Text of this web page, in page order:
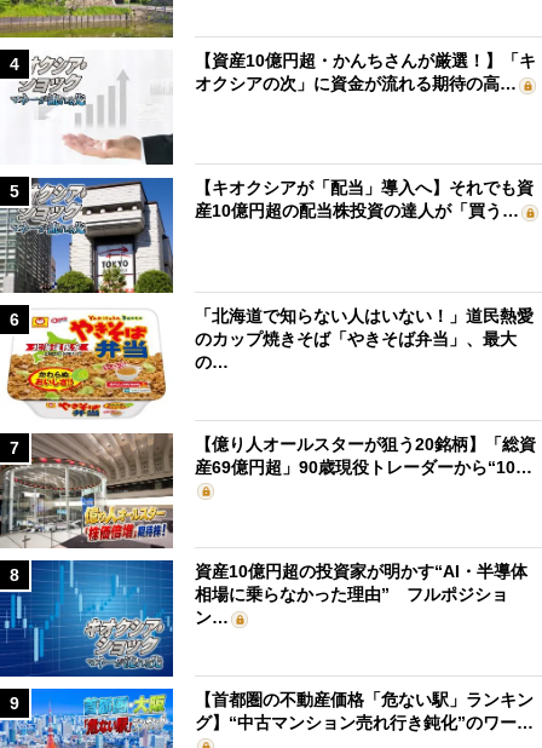
4
【資産10億円超・かんちさんが厳選！】「キ
オクシアの次」に資金が流れる期待の高…
5
【キオクシアが「配当」導入へ】それでも資
産10億円超の配当株投資の達人が「買う…
6
「北海道で知らない人はいない！」道民熱愛
のカップ焼きそば「やきそば弁当」、最大
の…
7
【億り人オールスターが狙う20銘柄】「総資
産69億円超」90歳現役トレーダーから“10…
8
資産10億円超の投資家が明かす“AI・半導体
相場に乗らなかった理由” フルポジショ
ン…
9
【首都圏の不動産価格「危ない駅」ランキン
グ】“中古マンション売れ行き鈍化”のワー…